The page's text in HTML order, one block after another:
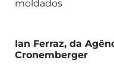
moldados
Ian Ferraz, da
Cronemberger